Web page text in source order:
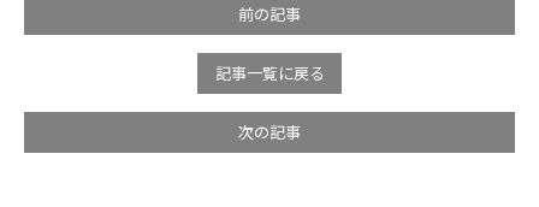
前の記事
記事一覧に戻る
次の記事